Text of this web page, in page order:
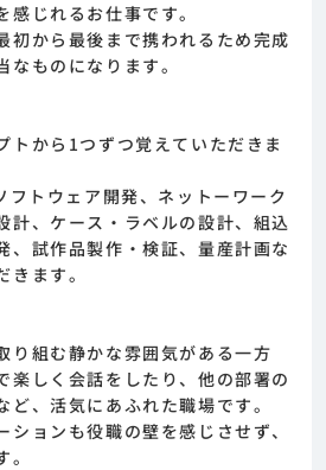
じれるお仕事です。
初から最後まで携われるため完成
なものになります。
トから1つずつ覚えていただきま
トウェア開発、ネットーワーク
計、ケース・ラベルの設計、組込
、試作品製作・検証、量産計画な
ます。
り組む静かな雰囲気がある一方
楽しく会話をしたり、他の部署の
ど、活気にあふれた職場です。
ションも役職の壁を感じさせず、